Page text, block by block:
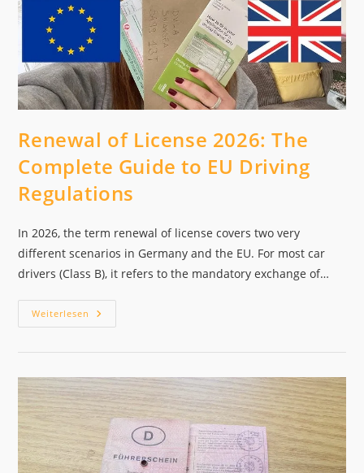
Renewal of License 2026: The
Complete Guide to EU Driving
Regulations
In 2026, the term renewal of license covers two very
different scenarios in Germany and the EU. For most car
drivers (Class B), it refers to the mandatory exchange of…
Weiterlesen Renewal
Of
Guide
To
EU
Driving
Regulations